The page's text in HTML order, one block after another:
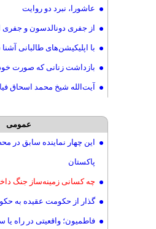
عاشورا، نبرد دو روایت
از جفری دونالدسون و جفری
با اپلیکیشن‌های طالبانی
بازداشت زنانی که صورت
آیت‌الله شیخ محمد اسحاق
عمومی
این چهار نماینده سابق در
پاکستان
چه کسانی زمینه‌ساز جنگ
گذار از حکومت عقیده به
فاطمیون؛ واقعیتی در راه یا